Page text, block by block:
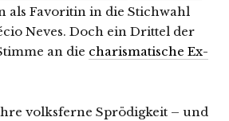
als Favoritin in die Stichwahl
Neves. Doch ein Drittel der
an die charismatische Ex-
volksferne Sprödigkeit – und